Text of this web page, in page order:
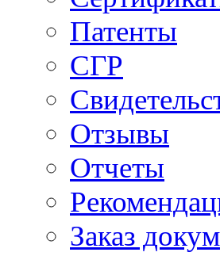
Патенты
СГР
Отзывы
Отчеты
Заказ